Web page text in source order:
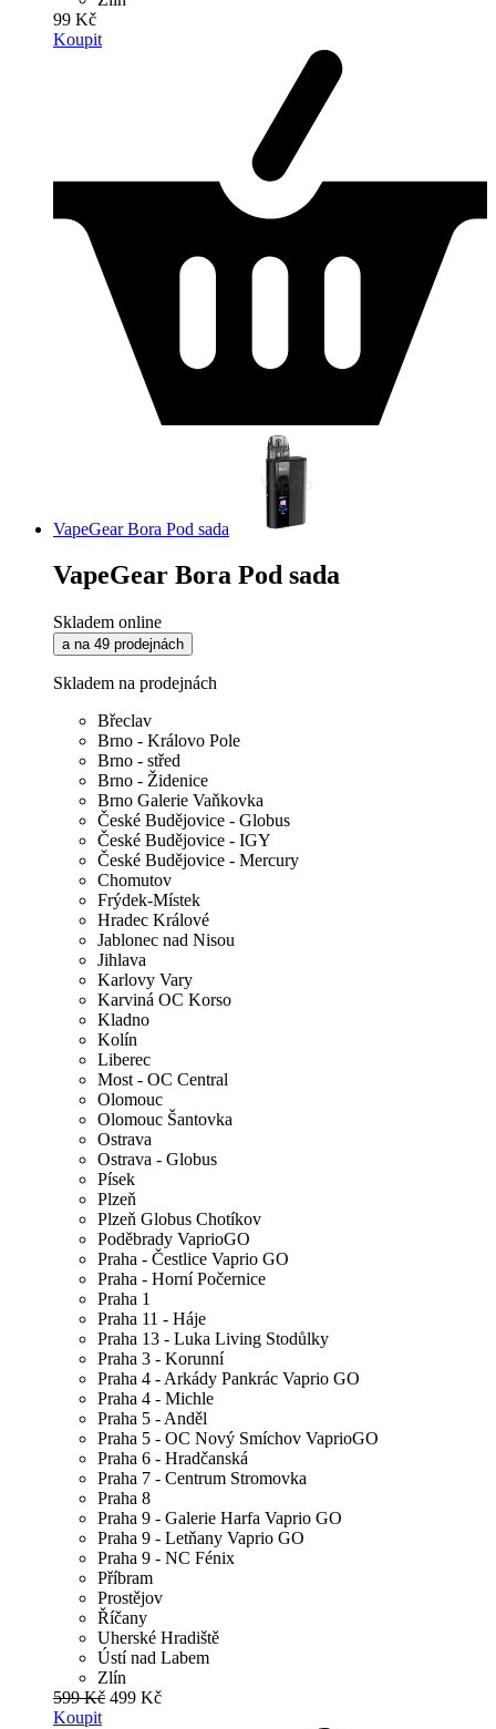
99 Kč
Koupit
VapeGear Bora Pod sada
VapeGear Bora Pod sada
Skladem online
a na 49 prodejnách
Skladem na prodejnách
Břeclav
Brno - Královo Pole
Brno - střed
Brno - Židenice
Brno Galerie Vaňkovka
České Budějovice - Globus
České Budějovice - IGY
České Budějovice - Mercury
Chomutov
Frýdek-Místek
Hradec Králové
Jablonec nad Nisou
Jihlava
Karlovy Vary
Karviná OC Korso
Kladno
Kolín
Liberec
Most - OC Central
Olomouc
Olomouc Šantovka
Ostrava
Ostrava - Globus
Písek
Plzeň
Plzeň Globus Chotíkov
Poděbrady VaprioGO
Praha - Čestlice Vaprio GO
Praha - Horní Počernice
Praha 1
Praha 11 - Háje
Praha 13 - Luka Living Stodůlky
Praha 3 - Korunní
Praha 4 - Arkády Pankrác Vaprio GO
Praha 4 - Michle
Praha 5 - Anděl
Praha 5 - OC Nový Smíchov VaprioGO
Praha 6 - Hradčanská
Praha 7 - Centrum Stromovka
Praha 8
Praha 9 - Galerie Harfa Vaprio GO
Praha 9 - Letňany Vaprio GO
Praha 9 - NC Fénix
Příbram
Prostějov
Říčany
Uherské Hradiště
Ústí nad Labem
Zlín
599 Kč 499 Kč
Koupit